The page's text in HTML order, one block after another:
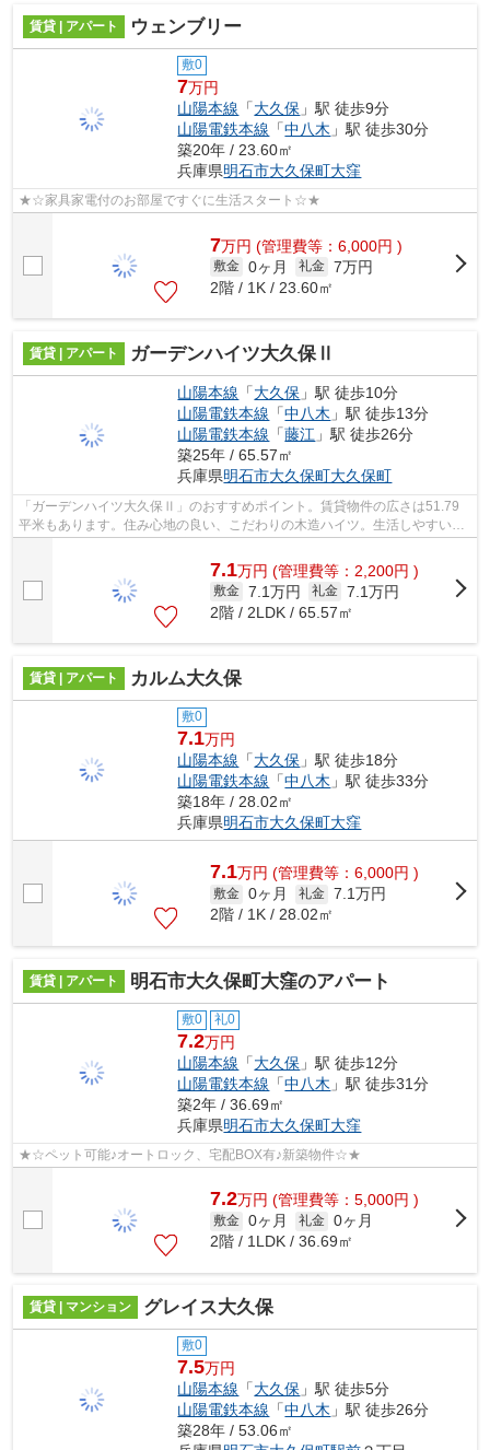
賃貸 | アパート ウェンブリー
敷0
7万円
山陽本線 「大久保 」駅 徒歩9分
山陽電鉄本線 「中八木 」駅 徒歩30分
築20年 / 23.60㎡
兵庫県明石市大久保町大窪
★☆家具家電付のお部屋ですぐに生活スタート☆★
7万円 (管理費等：6,000円 )
敷金 0ヶ月 礼金 7万円
2階 / 1K / 23.60㎡
賃貸 | アパート ガーデンハイツ大久保Ⅱ
山陽本線 「大久保 」駅 徒歩10分
山陽電鉄本線 「中八木 」駅 徒歩13分
山陽電鉄本線 「藤江 」駅 徒歩26分
築25年 / 65.57㎡
兵庫県明石市大久保町大久保町
「ガーデンハイツ大久保Ⅱ」のおすすめポイント。賃貸物件の広さは51.79
平米もあります。住み心地の良い、こだわりの木造ハイツ。生活しやすいハ
7.1万円 (管理費等：2,200円 )
敷金 7.1万円 礼金 7.1万円
2階 / 2LDK / 65.57㎡
賃貸 | アパート カルム大久保
敷0
7.1万円
山陽本線 「大久保 」駅 徒歩18分
山陽電鉄本線 「中八木 」駅 徒歩33分
築18年 / 28.02㎡
兵庫県明石市大久保町大窪
7.1万円 (管理費等：6,000円 )
敷金 0ヶ月 礼金 7.1万円
2階 / 1K / 28.02㎡
賃貸 | アパート 明石市大久保町大窪のアパート
敷0 礼0
7.2万円
山陽本線 「大久保 」駅 徒歩12分
山陽電鉄本線 「中八木 」駅 徒歩31分
築2年 / 36.69㎡
兵庫県明石市大久保町大窪
★☆ペット可能♪オートロック、宅配BOX有♪新築物件☆★
7.2万円 (管理費等：5,000円 )
敷金 0ヶ月 礼金 0ヶ月
2階 / 1LDK / 36.69㎡
賃貸 | マンション グレイス大久保
敷0
7.5万円
山陽本線 「大久保 」駅 徒歩5分
山陽電鉄本線 「中八木 」駅 徒歩26分
築28年 / 53.06㎡